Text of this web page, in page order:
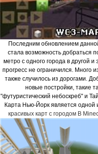
Последним обновлением
стала возможность добраться
метро с одного города в другой и
прогресс не ограничился. Много
также случилось из дорогами.
новые постройки, такие
"футуристический небоскреб" и
Карта Нью-Йорк является одной
красивых карт с городом В